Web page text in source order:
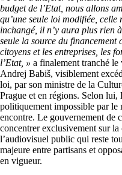
budget de l’Etat, nous allons
qu’une seule loi modifiée, celle
inchangé, il n’y aura plus rien
seule la source du financement
citoyens et les entreprises, les
l’Etat, » a finalement tranché
Andrej Babiš, visiblement
loi, par son ministre de la
Prague et en régions. Selon
politiquement impossible par le
encontre. Le gouvernement de
concentrer exclusivement sur
l’audiovisuel public qui reste
majeure entre partisans et
en vigueur.